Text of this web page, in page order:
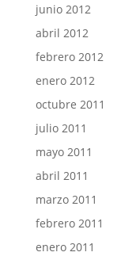
junio 2012
abril 2012
febrero 2012
enero 2012
octubre 2011
julio 2011
mayo 2011
abril 2011
marzo 2011
febrero 2011
enero 2011